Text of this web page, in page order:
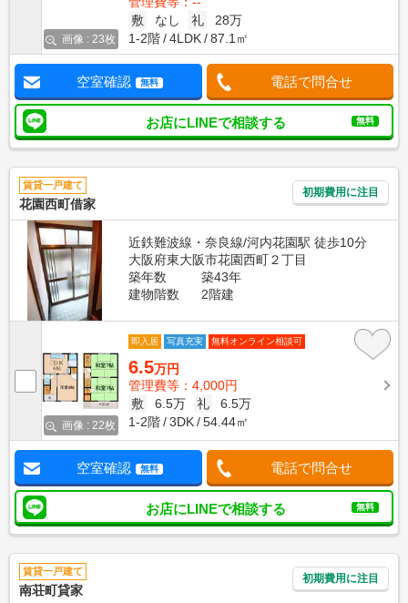
画像 : 23枚
敷
なし 礼
28万
1-2階
4LDK 87.1㎡
空室確認 無料 電話で問合せ
お店にLINEで相談する 無料
賃貸一戸建て
花園西町借家
初期費用に注目
近鉄難波線・奈良線/河内花園駅 徒歩10分
大阪府東大阪市花園西町２丁目
築年数
築43年
建物階数
2階建
画像 : 22枚
即入居 写真充実 無料オンライン相談可
6.5万円
管理費等：4,000円
敷
6.5万 礼
6.5万
1-2階
3DK 54.44㎡
空室確認 無料 電話で問合せ
お店にLINEで相談する 無料
賃貸一戸建て
南荘町貸家
初期費用に注目